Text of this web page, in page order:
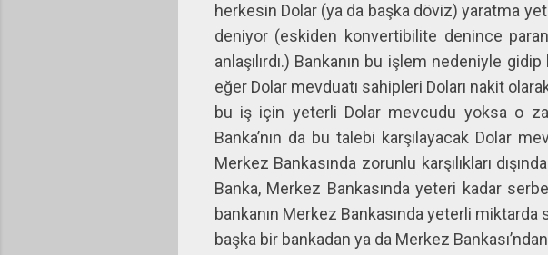
herkesin Dolar (ya da başka döviz) yaratma
deniyor (eskiden konvertibilite denince
anlaşılırdı.) Bankanın bu işlem nedeniyle
eğer Dolar mevduatı sahipleri Doları nakit
bu iş için yeterli Dolar mevcudu yoksa o
Banka’nın da bu talebi karşılayacak Dolar
Merkez Bankasında zorunlu karşılıkları
Banka, Merkez Bankasında yeteri kadar
bankanın Merkez Bankasında yeterli
başka bir bankadan ya da Merkez